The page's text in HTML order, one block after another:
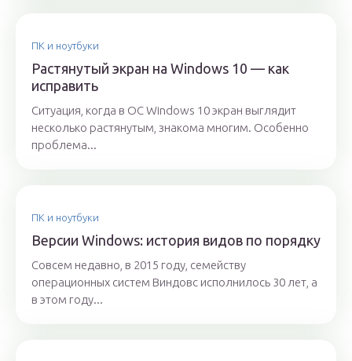
ПК и ноутбуки
Растянутый экран на Windows 10 — как
исправить
Ситуация, когда в ОС Windows 10 экран выглядит
несколько растянутым, знакома многим. Особенно
проблема...
ПК и ноутбуки
Версии Windows: история видов по порядку
Совсем недавно, в 2015 году, семейству
операционных систем Виндовс исполнилось 30 лет, а
в этом году...